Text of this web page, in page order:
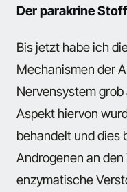
Der parakrine
Bis jetzt habe ich
Mechanismen der
Nervensystem
Aspekt hiervon
behandelt und dies
Androgenen an
enzymatische